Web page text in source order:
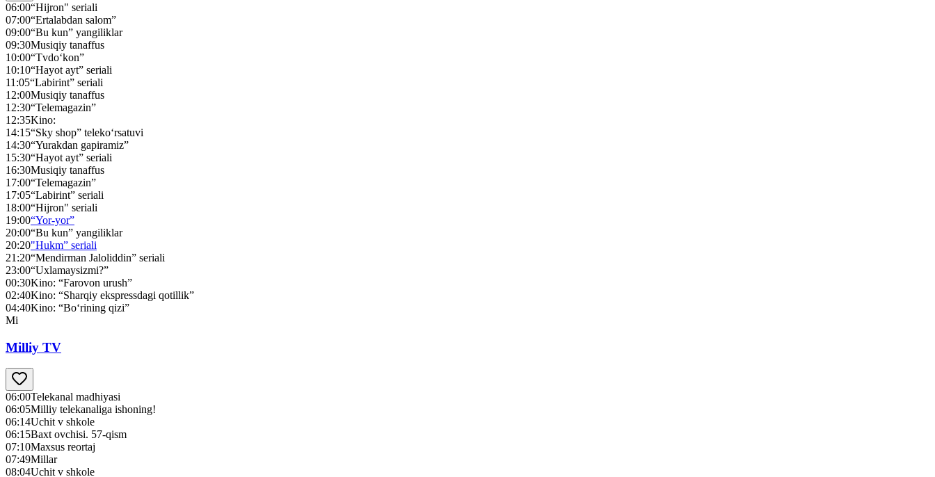
06:00“Hijron" seriali
07:00“Ertalabdan salom”
09:00“Bu kun” yangiliklar
09:30Musiqiy tanaffus
10:00“Tvdo‘kon”
10:10“Hayot ayt” seriali
11:05“Labirint” seriali
12:00Musiqiy tanaffus
12:30“Telemagazin”
12:35Kino:
14:15“Sky shop” teleko‘rsatuvi
14:30“Yurakdan gapiramiz”
15:30“Hayot ayt” seriali
16:30Musiqiy tanaffus
17:00“Telemagazin”
17:05“Labirint” seriali
18:00“Hijron" seriali
19:00“Yor-yor”
20:00“Bu kun” yangiliklar
20:20"Hukm” seriali
21:20“Mendirman Jaloliddin” seriali
23:00“Uxlamaysizmi?”
00:30Kino: “Farovon urush”
02:40Kino: “Sharqiy ekspressdagi qotillik”
04:40Kino: “Bo‘rining qizi”
Mi
Milliy TV
06:00Telekanal madhiyasi
06:05Milliy telekanaliga ishoning!
06:14Uchit v shkole
06:15Baxt ovchisi. 57-qism
07:10Maxsus reortaj
07:49Millar
08:04Uchit v shkole